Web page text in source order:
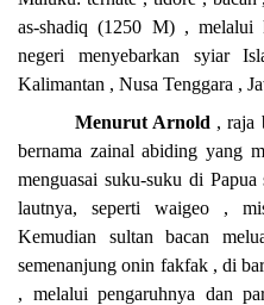
as-shadiq (1250 M) , melalui
negeri menyebarkan syiar
Kalimantan , Nusa Tenggara ,
Menurut Arnold , raja
bernama zainal abiding yang
menguasai suku-suku di
lautnya, seperti waigeo ,
Kemudian sultan bacan
semenanjung onin fakfak , di
, melalui pengaruhnya dan